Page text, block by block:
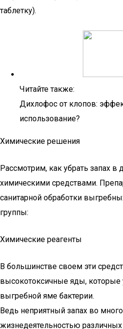
таблетку).
Читайте также:
Дихлофос от клопов:
использование?
Химические решения
Рассмотрим, как убрать запах в
химическими средствами.
санитарной обработки
группы:
Химические реагенты
В большинстве своем эти
высокотоксичные яды,
выгребной яме бактерии.
Ведь неприятный запах во
жизнедеятельностью